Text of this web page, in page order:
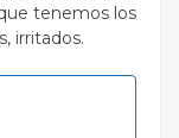
tenemos los
irritados.